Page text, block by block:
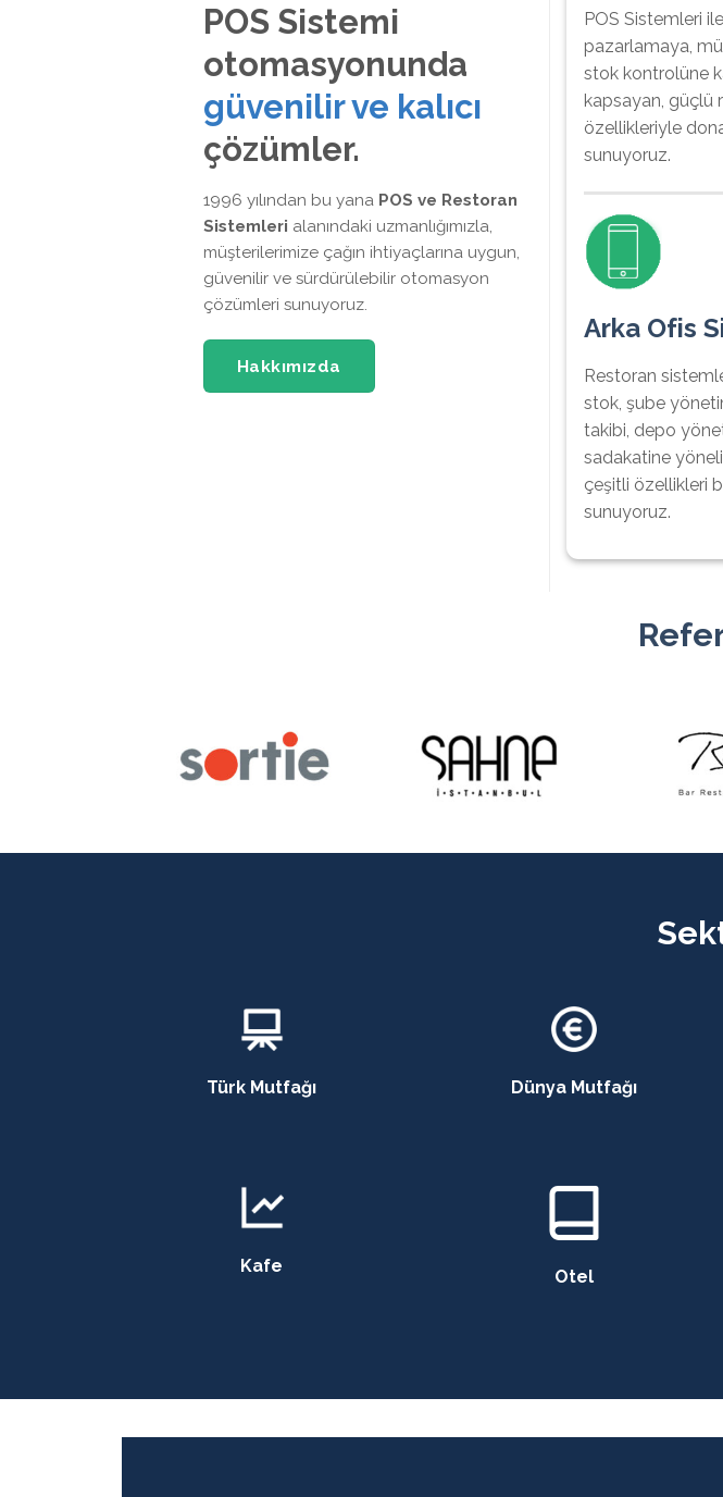
POS Sistemi
otomasyonunda
güvenilir ve kalıcı
çözümler.
1996 yılından bu yana POS ve Restoran
Sistemleri alanındaki uzmanlığımızla,
müşterilerimize çağın ihtiyaçlarına uygun,
güvenilir ve sürdürülebilir otomasyon
çözümleri sunuyoruz.
Hakkımızda
POS Sistemleri
pazarlamaya,
stok kontrolüne
kapsayan, güçlü
özellikleriyle
sunuyoruz.
Arka Ofis
Restoran
stok, şube
takibi, depo
sadakatine
çeşitli özellikleri
sunuyoruz.
Türk Mutfağı Dünya Mutfağı
Kafe
Otel